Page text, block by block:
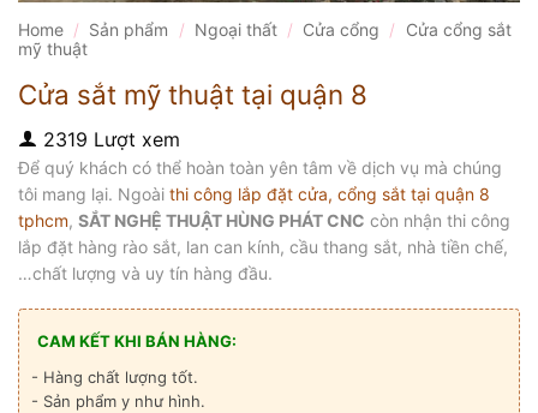
Home / Sản phẩm / Ngoại thất / Cửa cổng /
Cửa cổng sắt
mỹ thuật
Cửa sắt mỹ thuật tại quận 8
2319 Lượt xem
Để quý khách có thể hoàn toàn yên tâm về dịch vụ mà chúng
tôi mang lại. Ngoài thi công lắp đặt cửa, cổng sắt tại quận 8
tphcm, SẮT NGHỆ THUẬT HÙNG PHÁT CNC còn nhận thi công
lắp đặt hàng rào sắt, lan can kính, cầu thang sắt, nhà tiền chế,
…chất lượng và uy tín hàng đầu.
CAM KẾT KHI BÁN HÀNG:
- Hàng chất lượng tốt.
- Sản phẩm y như hình.